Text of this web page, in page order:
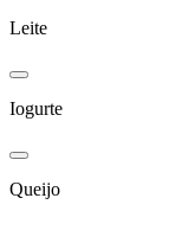
Leite
Iogurte
Queijo